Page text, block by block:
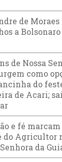
de
a
de Nossa
como
do
de Acari;
e fé marcam
do Agricultor
da